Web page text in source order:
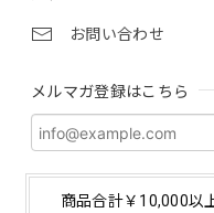
お問い合わせ
メルマガ登録はこちら
商品合計￥10,000以